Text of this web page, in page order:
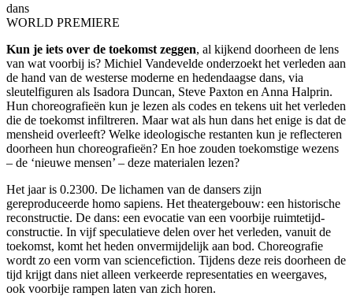
dans
WORLD PREMIERE
Kun je iets over de toekomst zeggen, al kijkend doorheen de lens
van wat voorbij is? Michiel Vandevelde onderzoekt het verleden aan
de hand van de westerse moderne en hedendaagse dans, via
sleutelfiguren als Isadora Duncan, Steve Paxton en Anna Halprin.
Hun choreografieën kun je lezen als codes en tekens uit het verleden
die de toekomst infiltreren. Maar wat als hun dans het enige is dat de
mensheid overleeft? Welke ideologische restanten kun je reflecteren
doorheen hun choreografieën? En hoe zouden toekomstige wezens
– de ‘nieuwe mensen’ – deze materialen lezen?
Het jaar is 0.2300. De lichamen van de dansers zijn
gereproduceerde homo sapiens. Het theatergebouw: een historische
reconstructie. De dans: een evocatie van een voorbije ruimtetijd-
constructie. In vijf speculatieve delen over het verleden, vanuit de
toekomst, komt het heden onvermijdelijk aan bod. Choreografie
wordt zo een vorm van sciencefiction. Tijdens deze reis doorheen de
tijd krijgt dans niet alleen verkeerde representaties en weergaves,
ook voorbije rampen laten van zich horen.